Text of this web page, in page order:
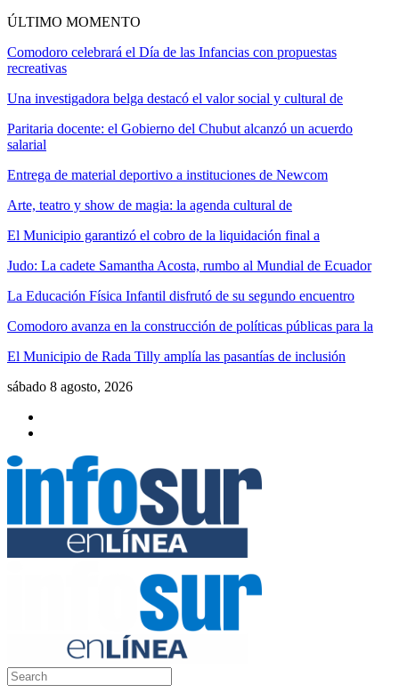
ÚLTIMO MOMENTO
Comodoro celebrará el Día de las Infancias con propuestas
recreativas
Una investigadora belga destacó el valor social y cultural de
Paritaria docente: el Gobierno del Chubut alcanzó un acuerdo
salarial
Entrega de material deportivo a instituciones de Newcom
Arte, teatro y show de magia: la agenda cultural de
El Municipio garantizó el cobro de la liquidación final a
Judo: La cadete Samantha Acosta, rumbo al Mundial de Ecuador
La Educación Física Infantil disfrutó de su segundo encuentro
Comodoro avanza en la construcción de políticas públicas para la
El Municipio de Rada Tilly amplía las pasantías de inclusión
sábado 8 agosto, 2026